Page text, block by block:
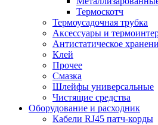
Термоскотч
Термоусадочная трубка
Аксессуары и
Антистатическое
Клей
Прочее
Смазка
Шлейфы универсальные
Чистящие средства
Оборудование и расходник
Кабели RJ45 патч-корды